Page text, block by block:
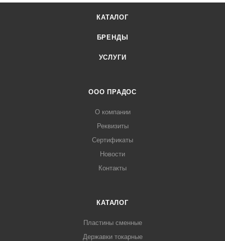
КАТАЛОГ
БРЕНДЫ
УСЛУГИ
ООО ПРАДОС
О компании
Реквизиты
Сертификаты
Новости
Контакты
КАТАЛОГ
Пластины сменные
Державки токарные